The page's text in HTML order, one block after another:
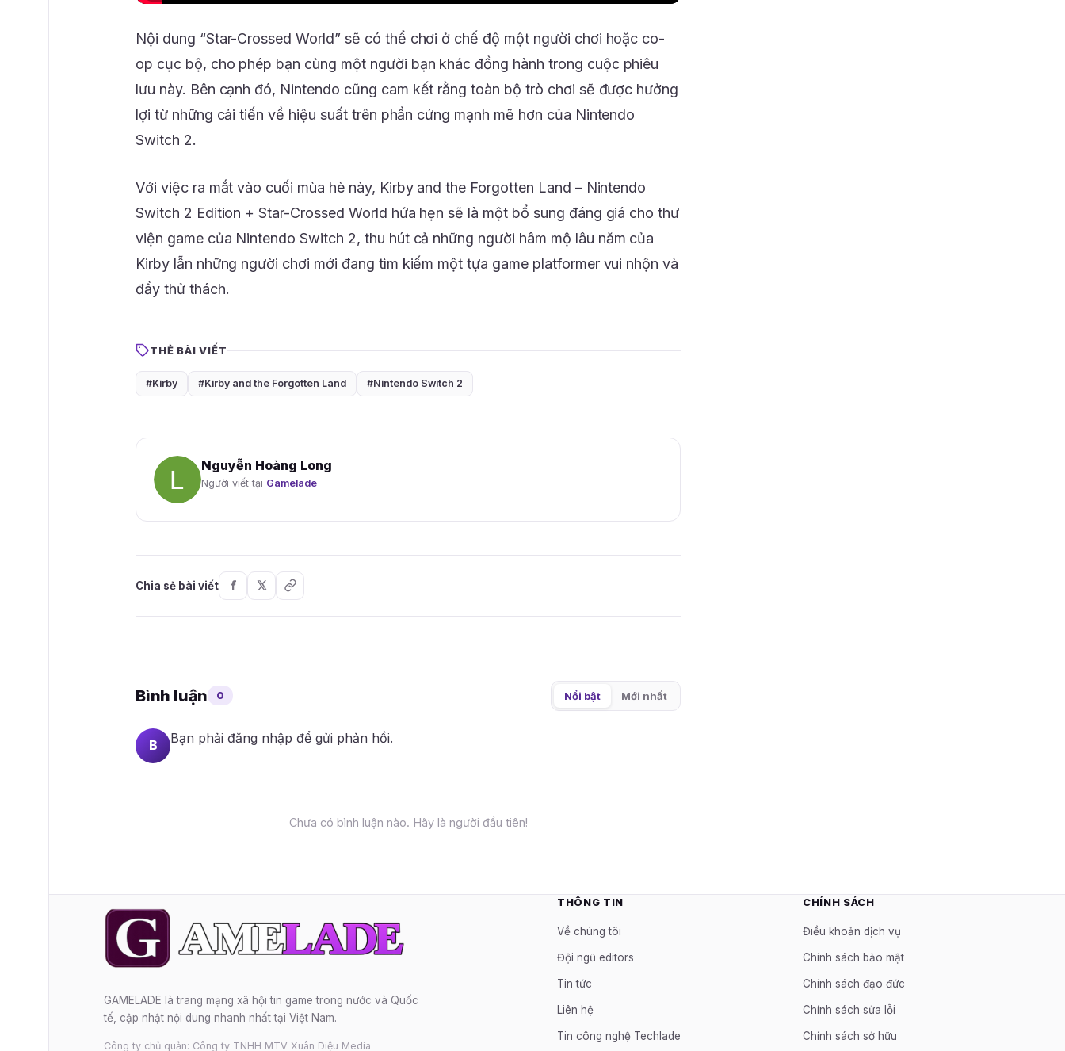
Nội dung “Star-Crossed World” sẽ có thể chơi ở chế độ một người chơi hoặc co-
op cục bộ, cho phép bạn cùng một người bạn khác đồng hành trong cuộc phiêu
lưu này. Bên cạnh đó, Nintendo cũng cam kết rằng toàn bộ trò chơi sẽ được hưởng
lợi từ những cải tiến về hiệu suất trên phần cứng mạnh mẽ hơn của Nintendo
Switch 2.
Với việc ra mắt vào cuối mùa hè này, Kirby and the Forgotten Land – Nintendo
Switch 2 Edition + Star-Crossed World hứa hẹn sẽ là một bổ sung đáng giá cho thư
viện game của Nintendo Switch 2, thu hút cả những người hâm mộ lâu năm của
Kirby lẫn những người chơi mới đang tìm kiếm một tựa game platformer vui nhộn và
đầy thử thách.
THẺ BÀI VIẾT
#Kirby #Kirby and the Forgotten Land #Nintendo Switch 2
Nguyễn Hoàng Long
Người viết tại Gamelade
Chia sẻ bài viết
Bình luận 0 Nổi bật Mới nhất
B Bạn phải đăng nhập để gửi phản hồi.
Chưa có bình luận nào. Hãy là người đầu tiên!
GAMELADE là trang mạng xã hội tin game trong nước và Quốc
tế, cập nhật nội dung nhanh nhất tại Việt Nam.
Công ty chủ quản: Công ty TNHH MTV Xuân Diệu Media
THÔNG TIN
Về chúng tôi
Đội ngũ editors
Tin tức
Liên hệ
Tin công nghệ Techlade
CHÍNH SÁCH
Điều khoản dịch vụ
Chính sách bảo mật
Chính sách đạo đức
Chính sách sửa lỗi
Chính sách sở hữu